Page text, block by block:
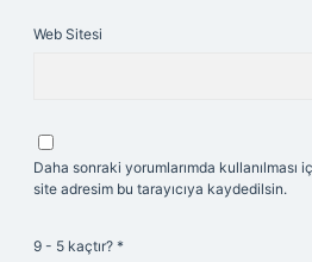
Web Sitesi
Daha sonraki yorumlarımda kullanılması
site adresim bu tarayıcıya kaydedilsin.
9 - 5 kaçtır? *